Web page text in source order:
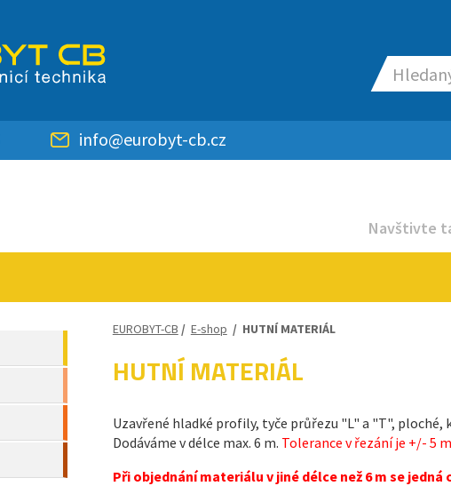
info@eurobyt-cb.cz
Navštivte
EUROBYT-CB / E-shop / HUTNÍ MATERIÁL
HUTNÍ MATERIÁL
Uzavřené hladké profily, tyče průřezu "L" a "T", ploché,
Dodáváme v délce max. 6 m. Tolerance v řezání je +/- 5
Při objednání materiálu v jiné délce než 6 m se